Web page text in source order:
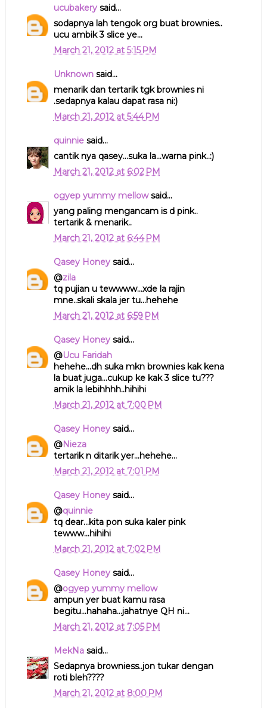
ucubakerysaid...
sodapnya lah tengok org buat brownies..
ucu ambik 3 slice ye...
March 21, 2012 at 5:15 PM
Unknownsaid...
menarik dan tertarik tgk brownies ni
.sedapnya kalau dapat rasa ni:)
March 21, 2012 at 5:44 PM
quinniesaid...
cantik nya qasey...suka la...warna pink..:)
March 21, 2012 at 6:02 PM
ogyep yummy mellowsaid...
yang paling mengancam is d pink..
tertarik & menarik..
March 21, 2012 at 6:44 PM
Qasey Honeysaid...
@zila
tq pujian u tewwww...xde la rajin
mne..skali skala jer tu...hehehe
March 21, 2012 at 6:59 PM
Qasey Honeysaid...
@Ucu Faridah
hehehe...dh suka mkn brownies kak kena
la buat juga...cukup ke kak 3 slice tu???
amik la lebihhhh..hihihi
March 21, 2012 at 7:00 PM
Qasey Honeysaid...
@Nieza
tertarik n ditarik yer...hehehe...
March 21, 2012 at 7:01 PM
Qasey Honeysaid...
@quinnie
tq dear...kita pon suka kaler pink
tewww...hihihi
March 21, 2012 at 7:02 PM
Qasey Honeysaid...
@ogyep yummy mellow
ampun yer buat kamu rasa
begitu...hahaha...jahatnye QH ni...
March 21, 2012 at 7:05 PM
MekNasaid...
Sedapnya browniess..jon tukar dengan
roti bleh????
March 21, 2012 at 8:00 PM